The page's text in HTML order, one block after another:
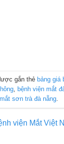
gắn thẻ bảng giá
, bệnh viện mắt
sơn trà đà nẵng.
viện Mắt Việt